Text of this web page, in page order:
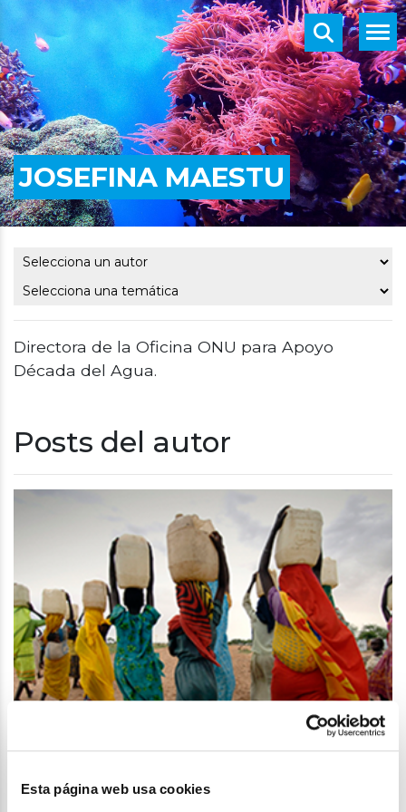
Esta página web usa cookies
JOSEFINA MAESTU
Directora de la Oficina ONU para Apoyo
Década del Agua.
Posts del autor
apostar por un desarr...